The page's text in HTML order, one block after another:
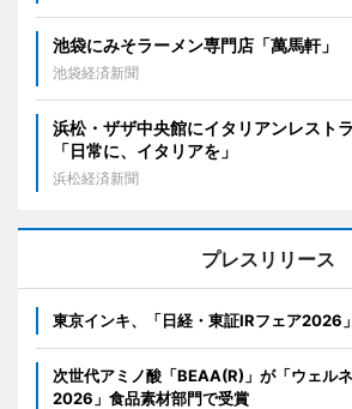
池袋にみそラーメン専門店「萬馬軒」
池袋経済新聞
浜松・ザザ中央館にイタリアンレス
「日常に、イタリアを」
浜松経済新聞
プレスリリース
東京インキ、「日経・東証IRフェア2026
次世代アミノ酸「BEAA(R)」が「ウェル
2026」食品素材部門で受賞